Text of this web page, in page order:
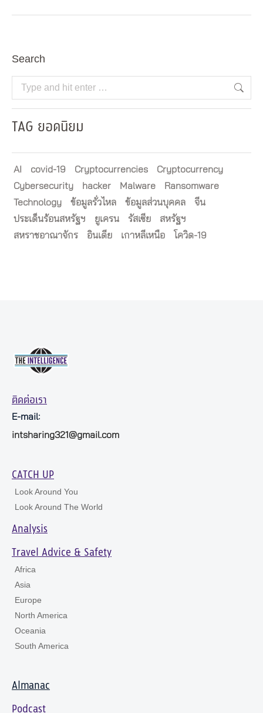
Search
Search:
TAG ยอดนิยม
AI covid-19 Cryptocurrencies
Cryptocurrency
Cybersecurity
hacker Malware
Ransomware
Technology
ข้อมูลรั่วไหล ข้อมูลส่วนบุคคล
จีน
ประเด็นร้อนสหรัฐฯ
ยูเครน รัสเซีย
สหรัฐฯ
สหราชอาณาจักร
อินเดีย เกาหลีเหนือ โควิด-19
ติดต่อเรา
E-mail:
intsharing321@gmail.com
CATCH UP
Look Around You
Look Around The World
Analysis
Travel Advice & Safety
Africa
Asia
Europe
North America
Oceania
South America
Almanac
Podcast